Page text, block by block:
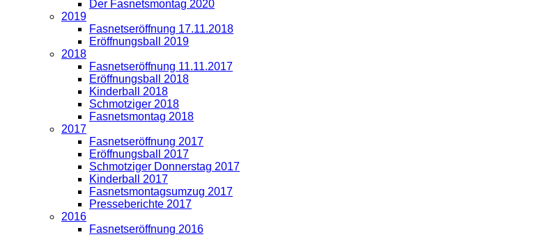
Der Fasnetsmontag 2020
2019
Fasnetseröffnung 17.11.2018
Eröffnungsball 2019
2018
Fasnetseröffnung 11.11.2017
Eröffnungsball 2018
Kinderball 2018
Schmotziger 2018
Fasnetsmontag 2018
2017
Fasnetseröffnung 2017
Eröffnungsball 2017
Schmotziger Donnerstag 2017
Kinderball 2017
Fasnetsmontagsumzug 2017
Presseberichte 2017
2016
Fasnetseröffnung 2016